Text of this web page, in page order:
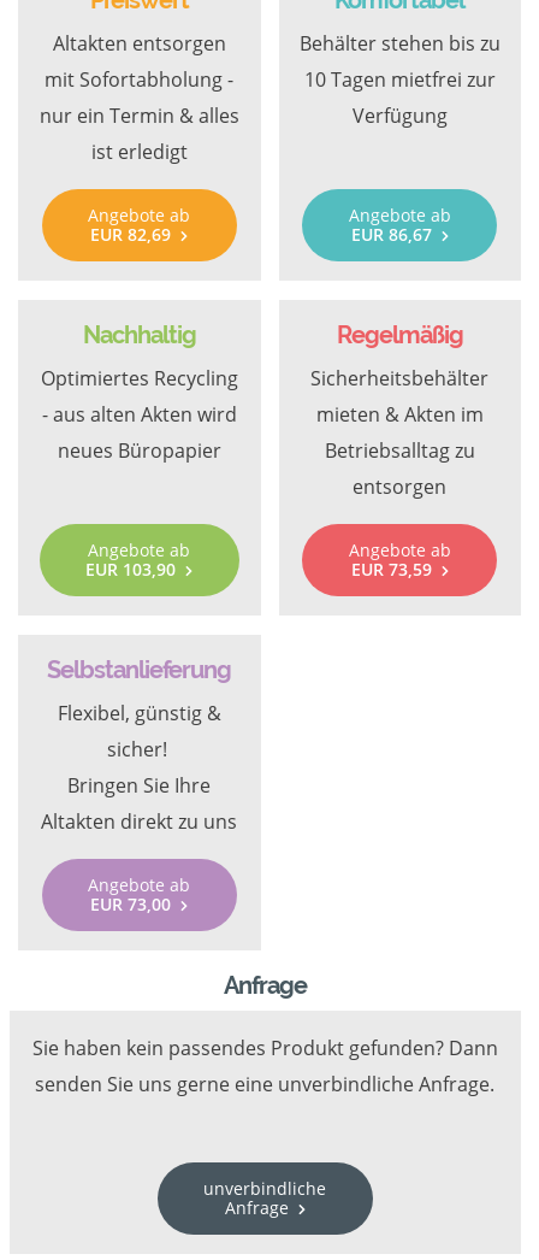
Altakten entsorgen
mit Sofortabholung -
nur ein Termin & alles
ist erledigt
Angebote ab
EUR 82,69
Behälter stehen bis zu
10 Tagen mietfrei zur
Verfügung
Angebote ab
EUR 86,67
Nachhaltig
Optimiertes Recycling
- aus alten Akten wird
neues Büropapier
Angebote ab
EUR 103,90
Regelmäßig
Sicherheitsbehälter
mieten & Akten im
Betriebsalltag zu
entsorgen
Angebote ab
EUR 73,59
Selbstanlieferung
Flexibel, günstig &
sicher!
Bringen Sie Ihre
Altakten direkt zu uns
Angebote ab
EUR 73,00
Anfrage
Sie haben kein passendes Produkt gefunden? Dann
senden Sie uns gerne eine unverbindliche Anfrage.
unverbindliche
Anfrage